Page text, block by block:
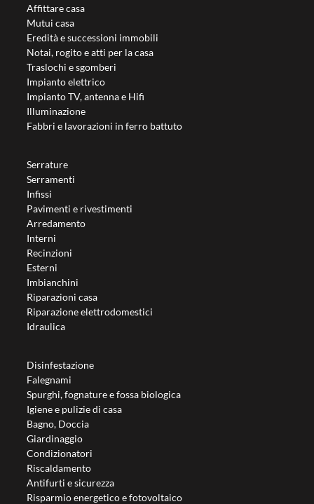
Affittare casa
Mutui casa
Eredità e successioni immobili
Notai, rogito e atti per la casa
Traslochi e sgomberi
Impianto elettrico
Impianto TV, antenna e Hifi
Illuminazione
Fabbri e lavorazioni in ferro battuto
Serrature
Serramenti
Infissi
Pavimenti e rivestimenti
Arredamento
Interni
Recinzioni
Esterni
Imbianchini
Riparazioni casa
Riparazione elettrodomestici
Idraulica
Disinfestazione
Falegnami
Spurghi, fognature e fossa biologica
Igiene e pulizie di casa
Bagno, Doccia
Giardinaggio
Condizionatori
Riscaldamento
Antifurti e sicurezza
Risparmio energetico e fotovoltaico